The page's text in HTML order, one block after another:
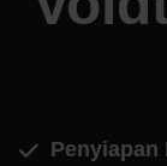
Penyiapan